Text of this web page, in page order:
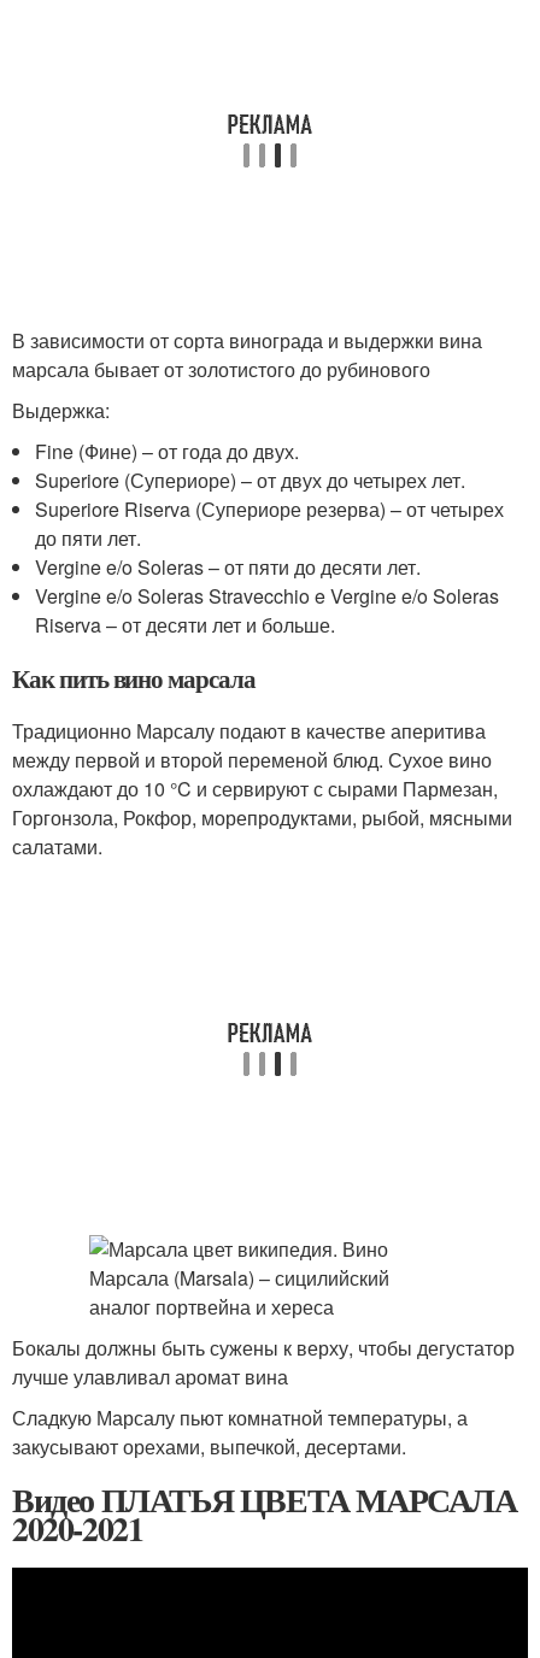
В зависимости от сорта винограда и выдержки вина
марсала бывает от золотистого до рубинового
Выдержка:
Fine (Фине) – от года до двух.
Superiore (Супериоре) – от двух до четырех лет.
Superiore Riserva (Супериоре резерва) – от четырех
до пяти лет.
Vergine e/o Soleras – от пяти до десяти лет.
Vergine e/o Soleras Stravecchio e Vergine e/o Soleras
Riserva – от десяти лет и больше.
Как пить вино марсала
Традиционно Марсалу подают в качестве аперитива
между первой и второй переменой блюд. Сухое вино
охлаждают до 10 °C и сервируют с сырами Пармезан,
Горгонзола, Рокфор, морепродуктами, рыбой, мясными
салатами.
Бокалы должны быть сужены к верху, чтобы дегустатор
лучше улавливал аромат вина
Сладкую Марсалу пьют комнатной температуры, а
закусывают орехами, выпечкой, десертами.
Видео ПЛАТЬЯ ЦВЕТА МАРСАЛА
2020-2021